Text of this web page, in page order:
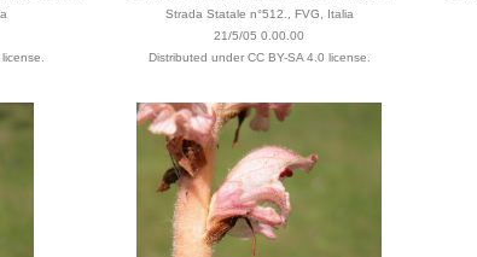
Strada Statale n°512., FVG, Italia
21/5/05 0.00.00
Distributed under CC BY-SA 4.0 license.